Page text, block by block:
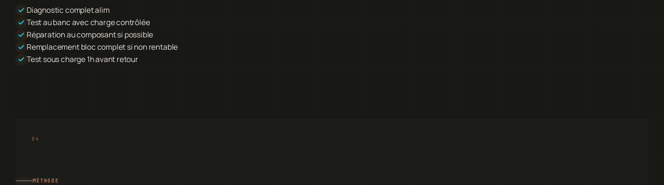
Diagnostic complet alim
Test au banc avec charge contrôlée
Réparation au composant si possible
Remplacement bloc complet si non rentable
Test sous charge 1h avant retour
MÉTHODE